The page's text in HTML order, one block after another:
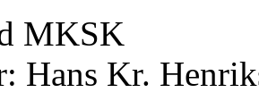
MKSK
Hans Kr.